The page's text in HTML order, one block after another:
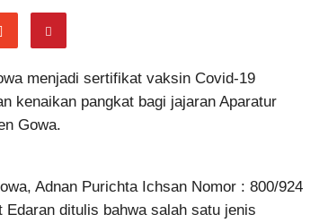
menjadi sertifikat vaksin Covid-19
kenaikan pangkat bagi jajaran Aparatur
Gowa.
Adnan Purichta Ichsan Nomor : 800/924
ditulis bahwa salah satu jenis